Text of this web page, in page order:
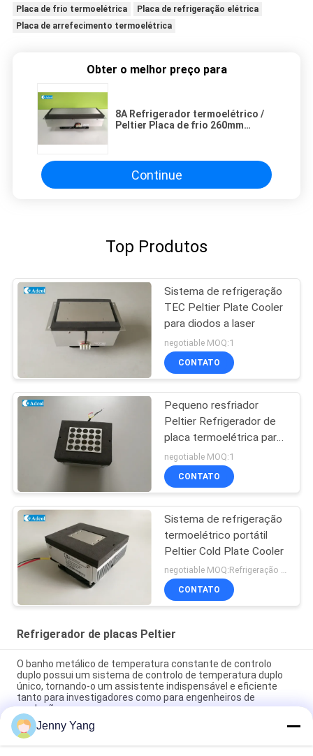
Placa de frio termoelétrica
Placa de refrigeração elétrica
Placa de arrefecimento termoelétrica
Obter o melhor preço para
8A Refrigerador termoelétrico /
Peltier Placa de frio 260mm
Continue
Top Produtos
Sistema de refrigeração
TEC Peltier Plate Cooler
para diodos a laser
negotiable MOQ:1
CONTATO
Pequeno resfriador
Peltier Refrigerador de
placa termoelétrica para
ensaio analítico
negotiable MOQ:1
CONTATO
Sistema de refrigeração
termoelétrico portátil
Peltier Cold Plate Cooler
negotiable MOQ:Refrigeração termoelétrica Peltier Plate Cooler
CONTATO
Refrigerador de placas Peltier
O banho metálico de temperatura constante de controlo
duplo possui um sistema de controlo de temperatura duplo
único, tornando-o um assistente indispensável e eficiente
tanto para investigadores como para engenheiros de
produção.
Peltier Plate Cooler 40W para dispositivos industriais
Diagnóstico médico e refrigeração de alimentos e bebidas
Jenny Yang